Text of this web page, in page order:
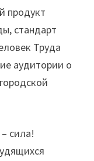
продукт
стандарт
Труда
аудитории о
сила!